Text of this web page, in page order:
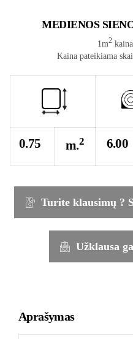
MEDIENOS
1m2
Kaina pateikiama
0.75 m.2 6.00
Turite klausimų ?
Užklausa
Aprašymas